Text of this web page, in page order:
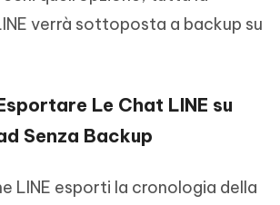
verrà sottoposta a backup su
Le Chat LINE su
Senza Backup
LINE esporti la cronologia della